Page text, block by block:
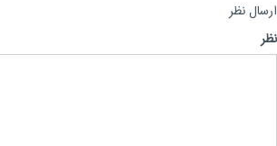
نظر